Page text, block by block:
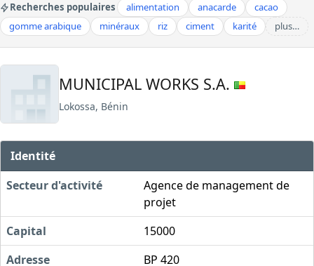
Recherches populaires alimentation anacarde
cacao
gomme arabique
minéraux riz ciment karité plus…
MUNICIPAL WORKS S.A.
Lokossa, Bénin
Identité
Secteur d'activité
Agence de management de
projet
Capital
15000
Adresse
BP 420